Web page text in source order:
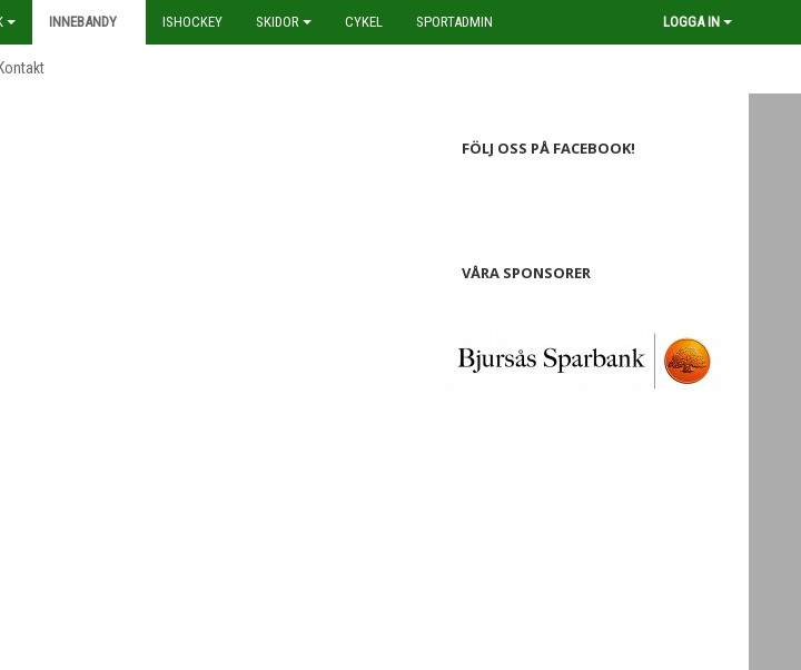
INNEBANDY ISHOCKEY SKIDOR CYKEL SPORTADMIN LOGGA IN
Kontakt
FÖLJ OSS PÅ FACEBOOK!
VÅRA SPONSORER